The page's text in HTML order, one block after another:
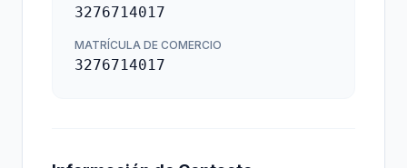
3276714017
MATRÍCULA DE COMERCIO
3276714017